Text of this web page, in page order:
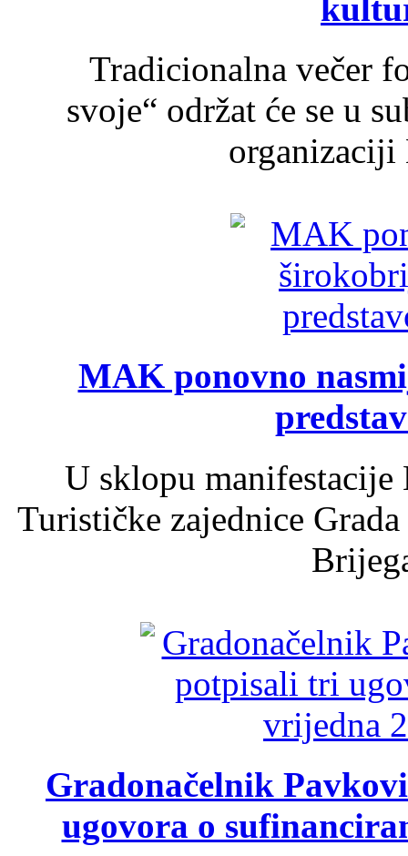
Tradicionalna večer
svoje“ održat će se u
organizaciji
MAK ponovno
U sklopu
Turističke zajednice
Gradonačelnik
ugovora o